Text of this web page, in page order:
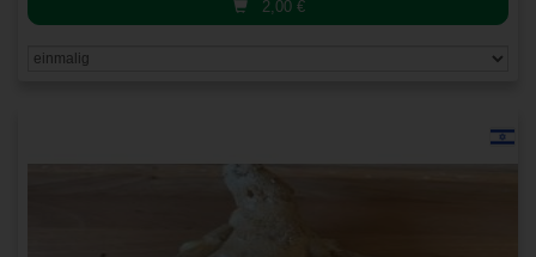
2,00 €